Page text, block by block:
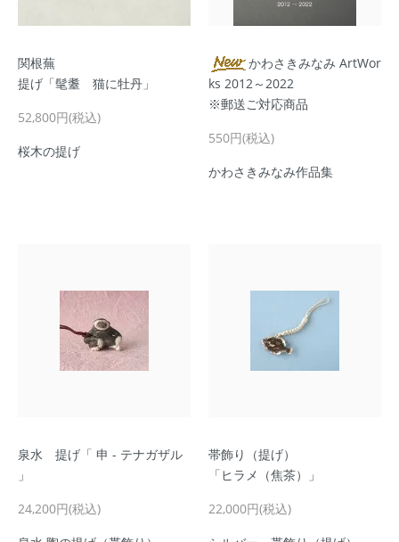
関根蕪
提げ「髦耋 猫に牡丹」
52,800円(税込)
桜木の提げ
かわさきみなみ ArtWor
ks 2012～2022
※郵送ご対応商品
550円(税込)
かわさきみなみ作品集
泉水 提げ「 申 - テナガザル
」
24,200円(税込)
帯飾り（提げ）
「ヒラメ（焦茶）」
22,000円(税込)